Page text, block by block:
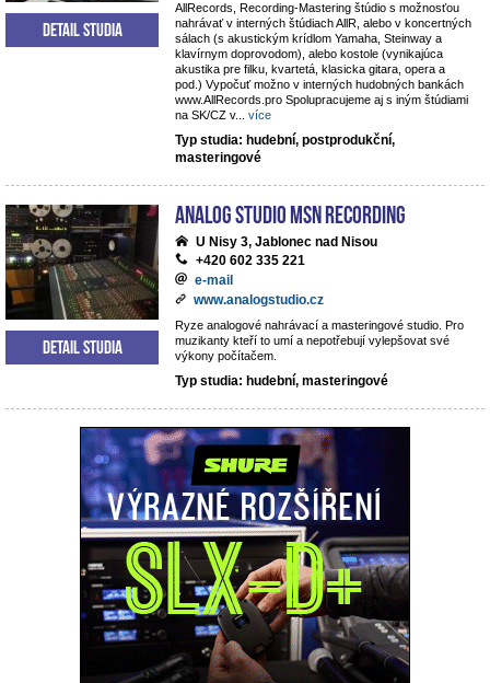
AllRecords, Recording-Mastering štúdio s možnosťou
nahrávať v interných štúdiach AllR, alebo v koncertných
sálach (s akustickým krídlom Yamaha, Steinway a
klavírnym doprovodom), alebo kostole (vynikajúca
akustika pre filku, kvartetá, klasicka gitara, opera a
pod.) Vypočuť možno v interných hudobných bankách
www.AllRecords.pro Spolupracujeme aj s iným štúdiami
na SK/CZ v... více
Typ studia: hudební, postprodukční,
masteringové
Detail studia
analog studio MSN recording
U Nisy 3, Jablonec nad Nisou
+420 602 335 221
e-mail
www.analogstudio.cz
Ryze analogové nahrávací a masteringové studio. Pro
muzikanty kteří to umí a nepotřebují vylepšovat své
výkony počítačem.
Typ studia: hudební, masteringové
Detail studia